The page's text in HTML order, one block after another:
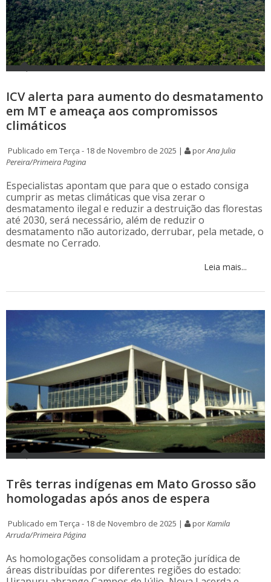
ICV alerta para aumento do desmatamento
em MT e ameaça aos compromissos
climáticos
Publicado em Terça - 18 de Novembro de 2025 | porAna Julia
Pereira/Primeira Pagina
Especialistas apontam que para que o estado consiga
cumprir as metas climáticas que visa zerar o
desmatamento ilegal e reduzir a destruição das florestas
até 2030, será necessário, além de reduzir o
desmatamento não autorizado, derrubar, pela metade, o
desmate no Cerrado.
Leia mais...
Três terras indígenas em Mato Grosso são
homologadas após anos de espera
Publicado em Terça - 18 de Novembro de 2025 | porKamila
Arruda/Primeira Página
As homologações consolidam a proteção jurídica de
áreas distribuídas por diferentes regiões do estado: